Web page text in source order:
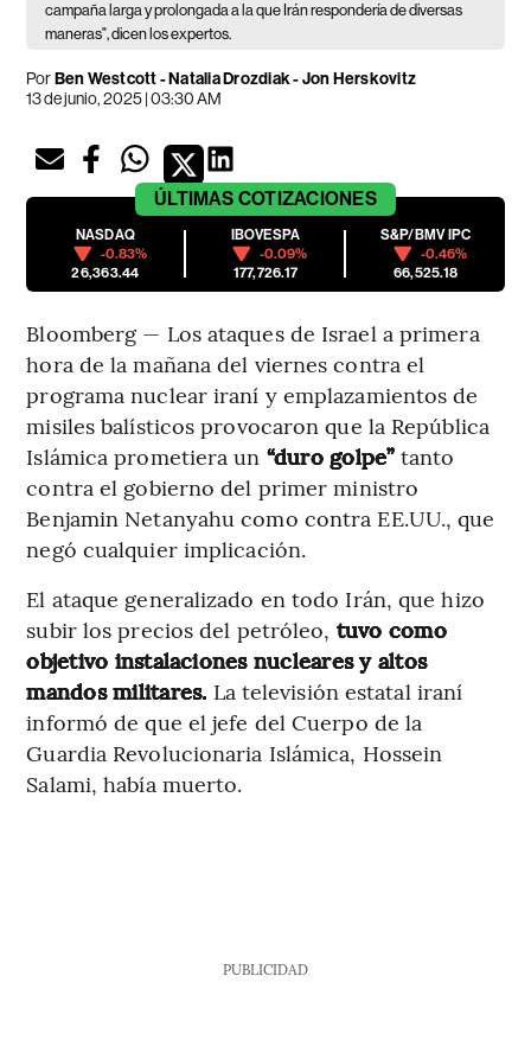
campaña larga y prolongada a la que Irán respondería de diversas
maneras", dicen los expertos.
PorBen Westcott - Natalia Drozdiak - Jon Herskovitz
13 de junio, 2025 | 03:30 AM
ÚLTIMAS COTIZACIONES
NASDAQ
-0.83%
26,363.44
IBOVESPA
-0.09%
177,726.17
S&P/BMV IPC
-0.46%
66,525.18
Bloomberg — Los ataques de Israel a primera
hora de la mañana del viernes contra el
programa nuclear iraní y emplazamientos de
misiles balísticos provocaron que la República
Islámica prometiera un “duro golpe”tanto
contra el gobierno del primer ministro
Benjamin Netanyahu como contra EE.UU., que
negó cualquier implicación.
El ataque generalizado en todo Irán, que hizo
subir los precios del petróleo, tuvo como
objetivo instalaciones nucleares y altos
mandos militares. La televisión estatal iraní
informó de que el jefe del Cuerpo de la
Guardia Revolucionaria Islámica, Hossein
Salami, había muerto.
PUBLICIDAD